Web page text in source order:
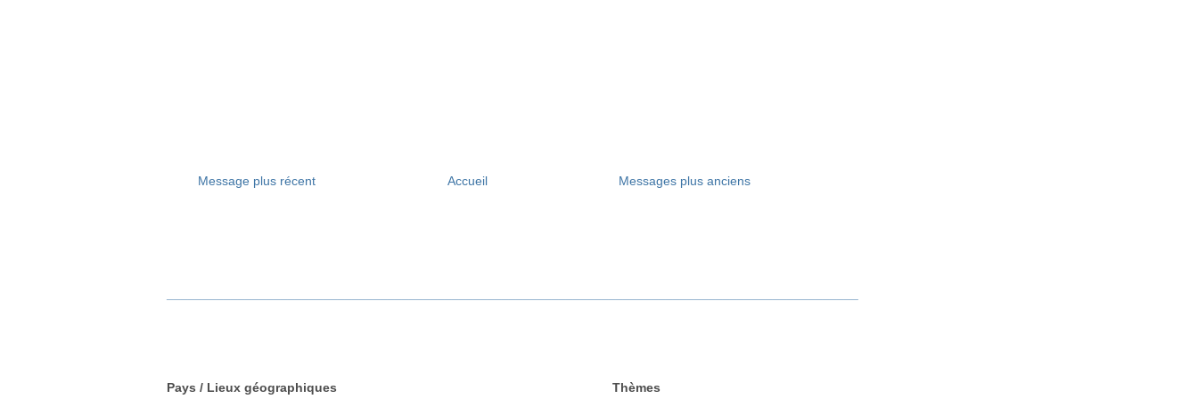
Message plus récent Messages plus anciens
Accueil
Pays / Lieux géographiques Thèmes